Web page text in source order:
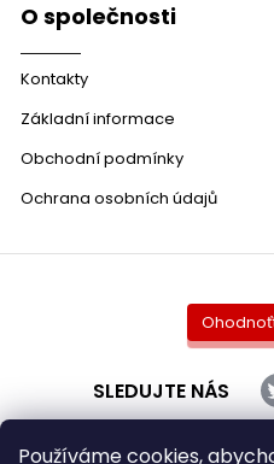
Používáme cookies,
O společnosti
Kontakty
Základní informace
Obchodní podmínky
Ochrana osobních údajů
SLEDUJTE NÁS